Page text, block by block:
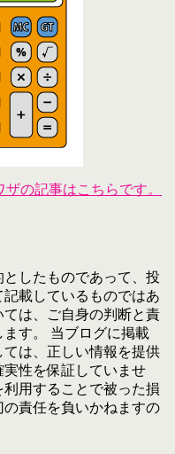
ザの記事はこちらです。
したものであって、投
載しているものではあ
は、ご自身の判断と責
す。 当ブログに掲載
は、正しい情報を提供
性を保証していませ
用することで被った損
責任を負いかねますの